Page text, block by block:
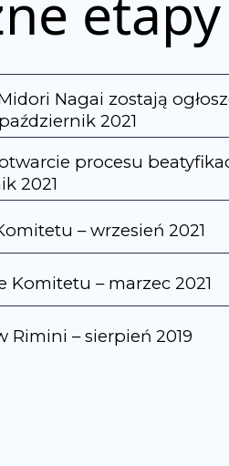
Nagai zostają
2021
procesu
2021
– wrzesień 2021
Komitetu – marzec 2021
Rimini – sierpień 2019